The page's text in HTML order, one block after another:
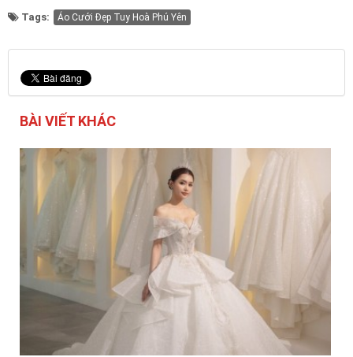
Tags: Áo Cưới Đẹp Tuy Hoà Phú Yên
BÀI VIẾT KHÁC